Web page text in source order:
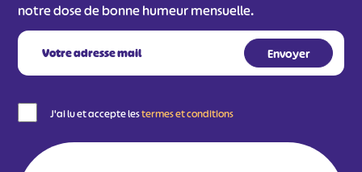
notre dose de bonne humeur mensuelle.
J'ai lu et accepte lestermes et conditions